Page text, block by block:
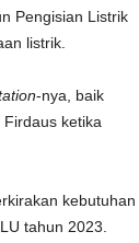
Pengisian Listrik
listrik.
-nya, baik
ketika
kebutuhan
tahun 2023.